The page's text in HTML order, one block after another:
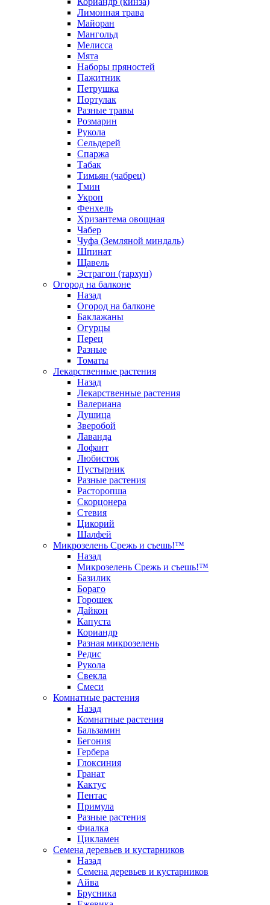
Лимонная трава
Майоран
Мангольд
Мелисса
Мята
Наборы пряностей
Пажитник
Петрушка
Портулак
Разные травы
Розмарин
Рукола
Сельдерей
Спаржа
Табак
Тимьян (чабрец)
Тмин
Укроп
Фенхель
Хризантема овощная
Чабер
Чуфа (Земляной миндаль)
Шпинат
Щавель
Эстрагон (тархун)
Огород на балконе
Назад
Огород на балконе
Баклажаны
Огурцы
Перец
Разные
Томаты
Лекарственные растения
Назад
Лекарственные растения
Валериана
Душица
Зверобой
Лаванда
Лофант
Любисток
Пустырник
Разные растения
Расторопша
Скорцонера
Стевия
Цикорий
Шалфей
Микрозелень Срежь и съешь!™
Назад
Микрозелень Срежь и съешь!™
Базилик
Бораго
Горошек
Дайкон
Капуста
Кориандр
Разная микрозелень
Редис
Рукола
Свекла
Смеси
Комнатные растения
Назад
Комнатные растения
Бальзамин
Бегония
Гербера
Глоксиния
Гранат
Кактус
Пентас
Примула
Разные растения
Фиалка
Цикламен
Семена деревьев и кустарников
Назад
Семена деревьев и кустарников
Айва
Брусника